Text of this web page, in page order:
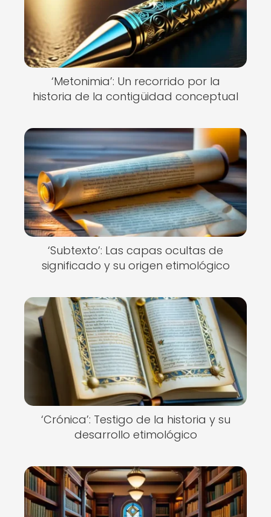
‘Metonimia’: Un recorrido por la
historia de la contigüidad conceptual
‘Subtexto’: Las capas ocultas de
significado y su origen etimológico
‘Crónica’: Testigo de la historia y su
desarrollo etimológico